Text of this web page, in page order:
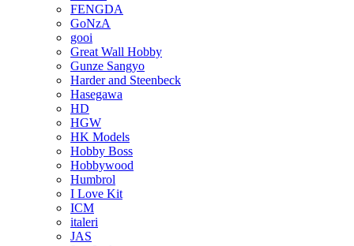
FENGDA
GoNzA
gooi
Great Wall Hobby
Gunze Sangyo
Harder and Steenbeck
Hasegawa
HD
HGW
HK Models
Hobby Boss
Hobbywood
Humbrol
I Love Kit
ICM
italeri
JAS